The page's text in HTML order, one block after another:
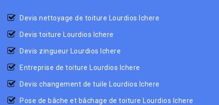
Devis nettoyage de toiture Lourdios Ichere
Devis toiture Lourdios Ichere
Devis zingueur Lourdios Ichere
Entreprise de toiture Lourdios Ichere
Devis changement de tuile Lourdios Ichere
Pose de bâche et bâchage de toiture Lourdios Ichere